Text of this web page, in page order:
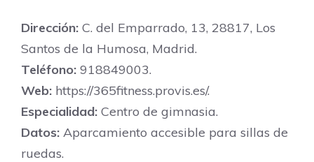
Dirección: C. del Emparrado, 13, 28817, Los
Santos de la Humosa, Madrid.
Teléfono: 918849003.
Web: https://365fitness.provis.es/.
Especialidad: Centro de gimnasia.
Datos: Aparcamiento accesible para sillas de
ruedas.